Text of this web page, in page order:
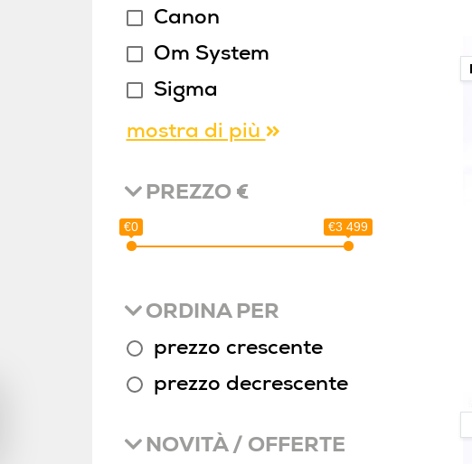
Canon
Om System
Sigma
mostra di più
PREZZO €
€0 €3 499
ORDINA PER
prezzo crescente
prezzo decrescente
NOVITÀ / OFFERTE